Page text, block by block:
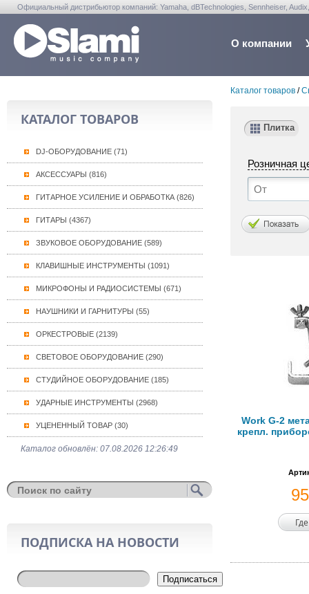
Официальный дистрибьютор компаний: Yamaha, dBTechnologies, Sennheiser,
О компании
КАТАЛОГ ТОВАРОВ
DJ-ОБОРУДОВАНИЕ (71)
АКСЕССУАРЫ (816)
ГИТАРНОЕ УСИЛЕНИЕ И ОБРАБОТКА (826)
ГИТАРЫ (4367)
ЗВУКОВОЕ ОБОРУДОВАНИЕ (589)
КЛАВИШНЫЕ ИНСТРУМЕНТЫ (1091)
МИКРОФОНЫ И РАДИОСИСТЕМЫ (671)
НАУШНИКИ И ГАРНИТУРЫ (55)
ОРКЕСТРОВЫЕ (2139)
СВЕТОВОЕ ОБОРУДОВАНИЕ (290)
СТУДИЙНОЕ ОБОРУДОВАНИЕ (185)
УДАРНЫЕ ИНСТРУМЕНТЫ (2968)
УЦЕНЕННЫЙ ТОВАР (30)
Каталог обновлён: 07.08.2026 12:26:49
ПОДПИСКА НА НОВОСТИ
Подписаться
Каталог товаров/
Плитка
Розничная
Work G-2
крепл.